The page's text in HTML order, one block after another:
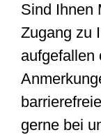
Sind Ihnen
Zugang zu
aufgefallen
gerne bei